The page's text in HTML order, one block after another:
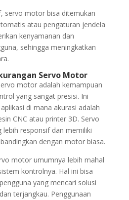
servo motor bisa ditemukan
atau pengaturan jendela
kenyamanan dan
sehingga meningkatkan
Servo Motor
motor adalah kemampuan
yang sangat presisi. Ini
di mana akurasi adalah
CNC atau printer 3D. Servo
responsif dan memiliki
dengan motor biasa.
motor umumnya lebih mahal
kontrolnya. Hal ini bisa
yang mencari solusi
terjangkau. Penggunaan